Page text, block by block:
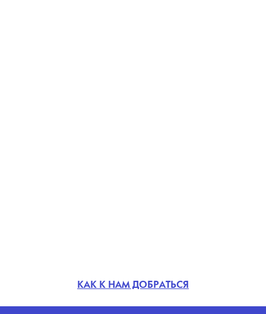
КАК К НАМ ДОБРАТЬСЯ